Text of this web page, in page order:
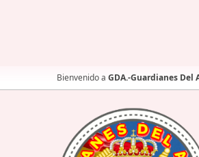
Bienvenido a GDA.-Guardianes Del